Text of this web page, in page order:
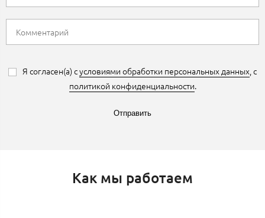
Я согласен(а) сусловиями обработки персональных данных, с
политикой конфиденциальности.
Отправить
Как мы работаем